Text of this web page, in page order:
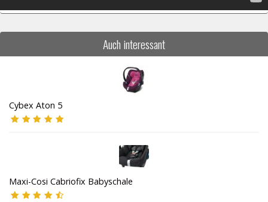
Auch interessant
Cybex Aton 5
Maxi-Cosi Cabriofix Babyschale